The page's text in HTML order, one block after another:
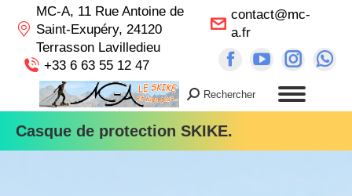
MC-A, 11 Rue Antoine de
Saint-Exupéry, 24120
Terrasson Lavilledieu
+33 6 63 55 12 47
contact@mc-
a.fr
Facebook
opens
new
YouTube
opens
new
opens
new
Recherche
Rechercher
Casque de protection SKIKE.